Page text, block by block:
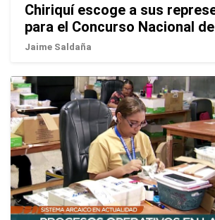
Chiriquí escoge a sus
para el Concurso Nacional
Jaime Saldaña